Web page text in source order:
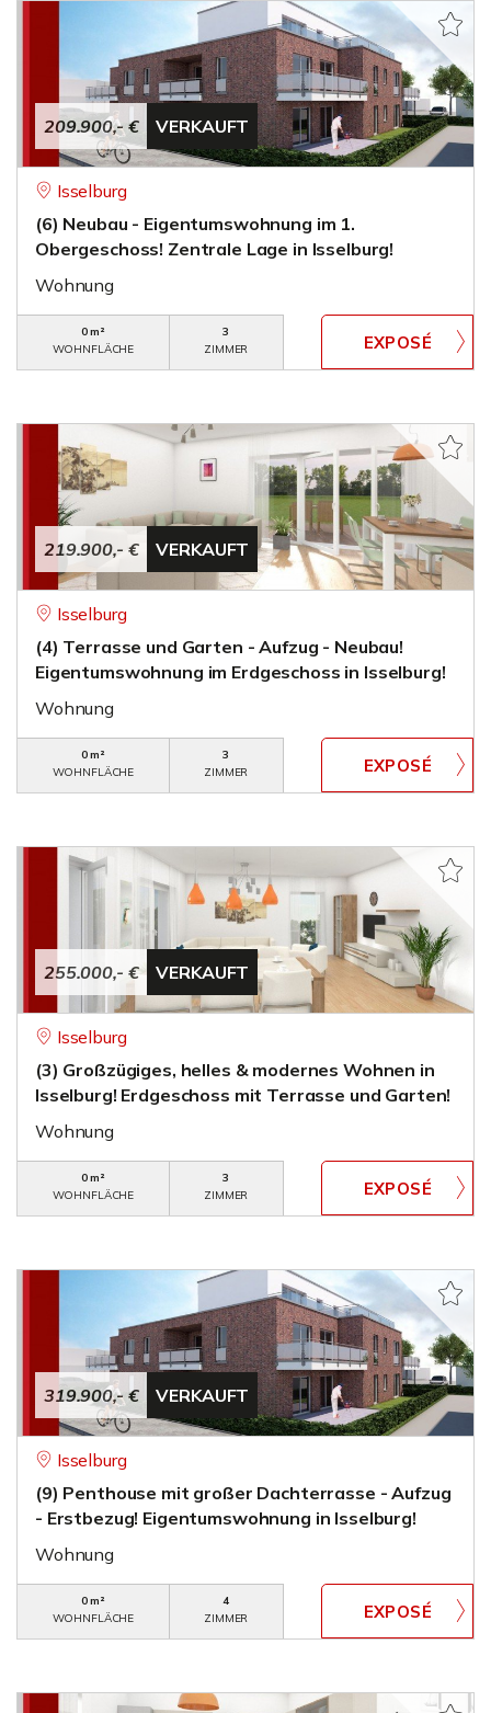
209.900,- € VERKAUFT
Isselburg
(6) Neubau - Eigentumswohnung im 1.
Obergeschoss! Zentrale Lage in Isselburg!
Wohnung
0 m²
WOHNFLÄCHE
3
ZIMMER
219.900,- € VERKAUFT
Isselburg
(4) Terrasse und Garten - Aufzug - Neubau!
Eigentumswohnung im Erdgeschoss in Isselburg!
Wohnung
0 m²
WOHNFLÄCHE
3
ZIMMER
255.000,- € VERKAUFT
Isselburg
(3) Großzügiges, helles & modernes Wohnen in
Isselburg! Erdgeschoss mit Terrasse und Garten!
Wohnung
0 m²
WOHNFLÄCHE
3
ZIMMER
319.900,- € VERKAUFT
Isselburg
(9) Penthouse mit großer Dachterrasse - Aufzug
- Erstbezug! Eigentumswohnung in Isselburg!
Wohnung
0 m²
WOHNFLÄCHE
4
ZIMMER